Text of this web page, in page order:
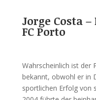
Jorge Costa
FC Porto
Wahrscheinlich ist der
bekannt, obwohl er in
sportlichen Erfolg von